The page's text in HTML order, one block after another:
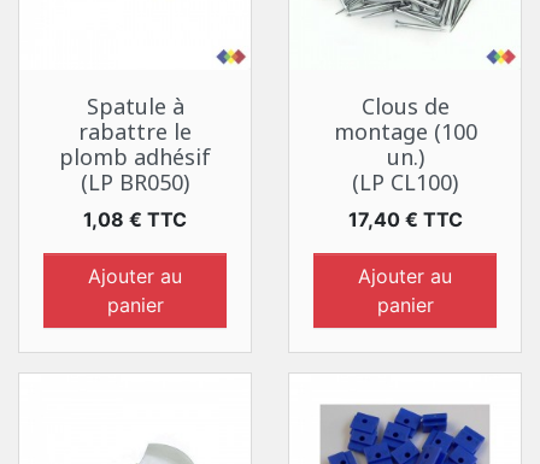
Spatule à
rabattre le
plomb adhésif
(LP BR050)
Prix
1,08 € TTC
Ajouter au
panier
Clous de
montage (100
un.)
(LP CL100)
Prix
17,40 € TTC
Ajouter au
panier